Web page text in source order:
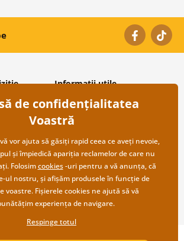
de plată
Informații utile
Despre noi
Întrebări frecvente
Contacte
Cooperare angro
de confidențialitatea
Voastră
vor ajuta să găsiți rapid ceea ce aveți nevoie,
și împiedică apariția reclamelor de care nu
Folosimcookies-uri pentru a vă anunța, că
ul nostru, și afișăm produsele în funcție de
voastre. Fișierele cookies ne ajută să vă
experiența de navigare.
Respinge totul